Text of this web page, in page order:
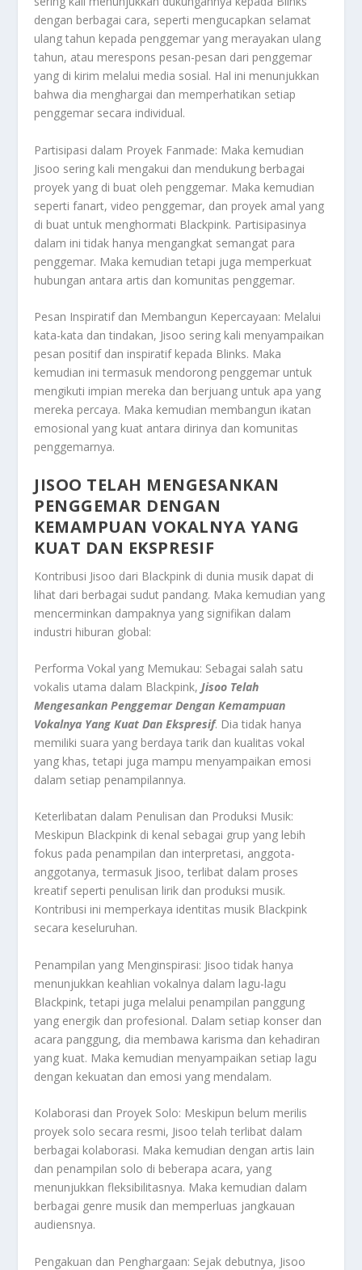
dengan berbagai cara, seperti mengucapkan selamat
ulang tahun kepada penggemar yang merayakan ulang
tahun, atau merespons pesan-pesan dari penggemar
yang di kirim melalui media sosial. Hal ini menunjukkan
bahwa dia menghargai dan memperhatikan setiap
penggemar secara individual.
Partisipasi dalam Proyek Fanmade: Maka kemudian
Jisoo sering kali mengakui dan mendukung berbagai
proyek yang di buat oleh penggemar. Maka kemudian
seperti fanart, video penggemar, dan proyek amal yang
di buat untuk menghormati Blackpink. Partisipasinya
dalam ini tidak hanya mengangkat semangat para
penggemar. Maka kemudian tetapi juga memperkuat
hubungan antara artis dan komunitas penggemar.
Pesan Inspiratif dan Membangun Kepercayaan: Melalui
kata-kata dan tindakan, Jisoo sering kali menyampaikan
pesan positif dan inspiratif kepada Blinks. Maka
kemudian ini termasuk mendorong penggemar untuk
mengikuti impian mereka dan berjuang untuk apa yang
mereka percaya. Maka kemudian membangun ikatan
emosional yang kuat antara dirinya dan komunitas
penggemarnya.
JISOO TELAH MENGESANKAN
PENGGEMAR DENGAN
KEMAMPUAN VOKALNYA YANG
KUAT DAN EKSPRESIF
Kontribusi Jisoo dari Blackpink di dunia musik dapat di
lihat dari berbagai sudut pandang. Maka kemudian yang
mencerminkan dampaknya yang signifikan dalam
industri hiburan global:
Performa Vokal yang Memukau: Sebagai salah satu
vokalis utama dalam Blackpink,Jisoo Telah
Mengesankan Penggemar Dengan Kemampuan
Vokalnya Yang Kuat Dan Ekspresif. Dia tidak hanya
memiliki suara yang berdaya tarik dan kualitas vokal
yang khas, tetapi juga mampu menyampaikan emosi
dalam setiap penampilannya.
Keterlibatan dalam Penulisan dan Produksi Musik:
Meskipun Blackpink di kenal sebagai grup yang lebih
fokus pada penampilan dan interpretasi, anggota-
anggotanya, termasuk Jisoo, terlibat dalam proses
kreatif seperti penulisan lirik dan produksi musik.
Kontribusi ini memperkaya identitas musik Blackpink
secara keseluruhan.
Penampilan yang Menginspirasi: Jisoo tidak hanya
menunjukkan keahlian vokalnya dalam lagu-lagu
Blackpink, tetapi juga melalui penampilan panggung
yang energik dan profesional. Dalam setiap konser dan
acara panggung, dia membawa karisma dan kehadiran
yang kuat. Maka kemudian menyampaikan setiap lagu
dengan kekuatan dan emosi yang mendalam.
Kolaborasi dan Proyek Solo: Meskipun belum merilis
proyek solo secara resmi, Jisoo telah terlibat dalam
berbagai kolaborasi. Maka kemudian dengan artis lain
dan penampilan solo di beberapa acara, yang
menunjukkan fleksibilitasnya. Maka kemudian dalam
berbagai genre musik dan memperluas jangkauan
audiensnya.
Pengakuan dan Penghargaan: Sejak debutnya, Jisoo